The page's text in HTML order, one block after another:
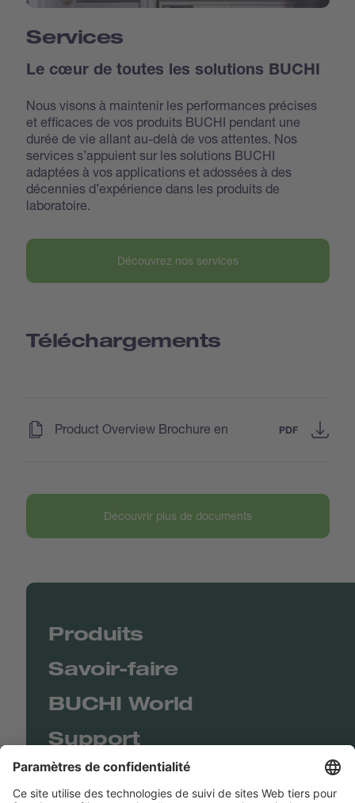
Services
Le cœur de toutes les solutions BUCHI
Nous visons à maintenir les performances précises
et efficaces de vos produits BUCHI pendant une
durée de vie allant au-delà de vos attentes. Nos
services s’appuient sur les solutions BUCHI
adaptées à vos applications et adossées à des
décennies d’expérience dans les produits de
laboratoire.
Découvrez nos services
Téléchargements
Product Overview Brochure en PDF
Découvrir plus de documents
Produits
Savoir-faire
BUCHI World
Support
Shop